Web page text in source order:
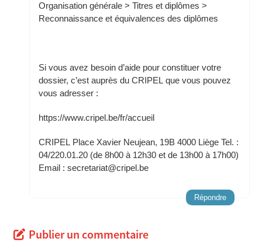
Organisation générale > Titres et diplômes >
Reconnaissance et équivalences des diplômes
Si vous avez besoin d’aide pour constituer votre
dossier, c’est auprès du CRIPEL que vous pouvez
vous adresser :
https://www.cripel.be/fr/accueil
CRIPEL Place Xavier Neujean, 19B 4000 Liège Tel. :
04/220.01.20 (de 8h00 à 12h30 et de 13h00 à 17h00)
Email : secretariat@cripel.be
Répondre
Publier un commentaire